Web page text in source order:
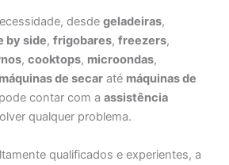
desdegeladeiras,
by side,frigobares,freezers,
,cooktops, microondas,
máquinas de secar até máquinas de
contar com aassistência
qualquer problema.
qualificados e experientes, a